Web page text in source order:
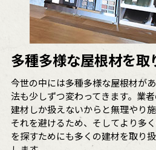
多種多様な屋根材を取
今世の中には多種多様な屋根材が
法も少しずつ変わってきます。業
建材しか扱えないからと無理やり
それを避けるため、そしてより多
を探すためにも多くの建材を取り